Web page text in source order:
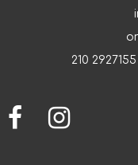
210 2927155